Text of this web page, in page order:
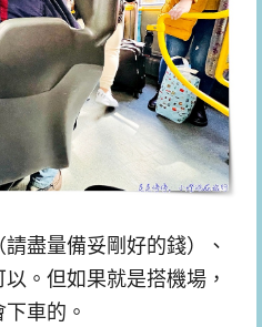
盡量備妥剛好的錢）、
。但如果就是搭機場，
車的。